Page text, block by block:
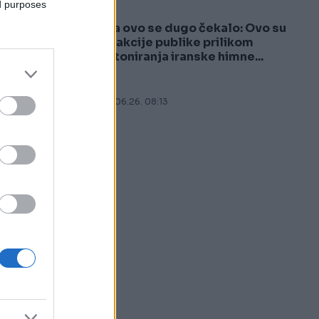
purposes
Na ovo se dugo čekalo: Ovo su
reakcije publike prilikom
intoniranja iranske himne...
16.06.26. 08:13